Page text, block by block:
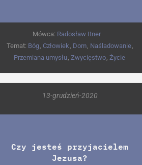
Mówca: Radosław Itner
Temat: Bóg, Człowiek , Dom, Naśladowanie,
Przemiana umysłu,Zwycięstwo,Życie
13-grudzień-2020
Czy jesteś przyjacielem
Jezusa?